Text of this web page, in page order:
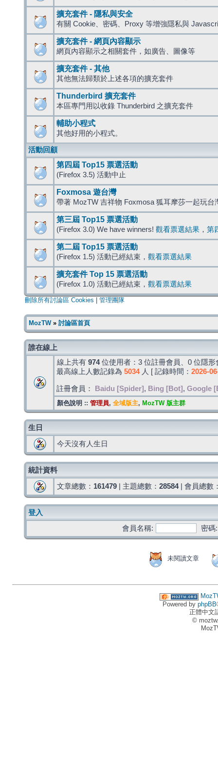
擴充套件 - 隱私與安全
有關 Cookie、密碼、Proxy 等增強隱私與
擴充套件 - 網頁內容顯示
網頁內容顯示之相關套件，如廣告、圖像等
擴充套件 - 其他
其他無法歸類於上述各項的擴充套件
Thunderbird 擴充套件
本區專門用以收錄 Thunderbird 之擴充套件
輔助小程式
其他好用的小程式。
活動回顧
第四屆 Top15 票選活動
(Firefox 3.5) 活動中止
Foxmosa 遊台灣
帶著 MozTW 吉祥物 Foxmosa 狐耳摩莎一起玩台
第三屆 Top15 票選活動
(Firefox 3.0) We have winners! 觀看票選結果 ， 第
第二屆 Top15 票選活動
(Firefox 1.5) 活動已經結束， 觀看票選結果
擴充套件 Top 15 票選活動
(Firefox 1.0) 活動已經結束， 觀看票選結果
刪除所有討論區 Cookies 管理團隊
MozTW» 討論區首頁
誰在線上
線上共有 974位使用者：3 位註冊會員、0 位隱
最高線上人數記錄為 5034人 [ 記錄時間： 2026-
註冊會員： Baidu [Spider] , Bing [Bot] , Google
顏色說明 :: 管理員, 全域版主, MozTW 版主群
生日
今天沒有人生日
統計資料
文章總數： 161479 | 主題總數： 28584| 會員總數
登入
會員名稱:
密碼:
未閱讀文章
Powered by phpBB
正體中文
©